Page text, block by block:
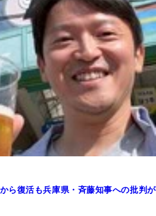
ら復活も兵庫県・斉藤知事への批判が